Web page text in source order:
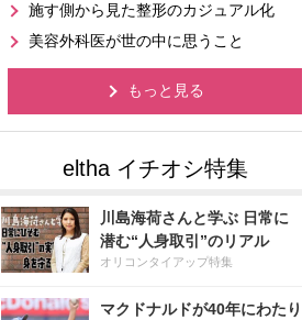
施す側から見た整形のカジュアル化
美容外科医が世の中に思うこと
もっと見る
川島海荷さんと学ぶ 日常に
潜む“人身取引”のリアル
オリコンタイアップ特集
マクドナルドが40年にわたり